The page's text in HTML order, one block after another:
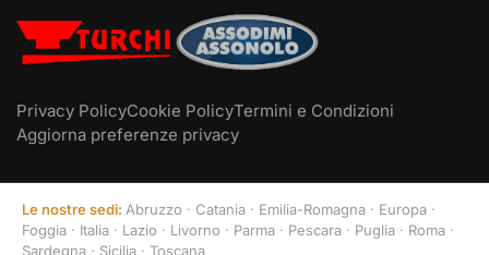
Privacy PolicyCookie PolicyTermini e Condizioni
Aggiorna preferenze privacy
Le nostre sedi: Abruzzo · Catania · Emilia-Romagna · Europa ·
Foggia · Italia · Lazio · Livorno · Parma · Pescara · Puglia · Roma ·
Sardegna · Sicilia · Toscana